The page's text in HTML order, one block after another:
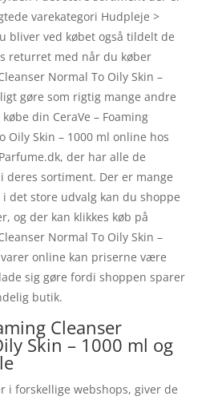
varekategori Hudpleje >
bliver ved købet også tildelt de
returret med når du køber
Normal To Oily Skin –
gøre som rigtig mange andre
din CeraVe – Foaming
Oily Skin – 1000 ml online hos
der har alle de
deres sortiment. Der er mange
det store udvalg kan du shoppe
og der kan klikkes køb på
Normal To Oily Skin –
online kan priserne være
sig gøre fordi shoppen sparer
butik.
Cleanser
Skin – 1000 ml og
i forskellige webshops, giver de